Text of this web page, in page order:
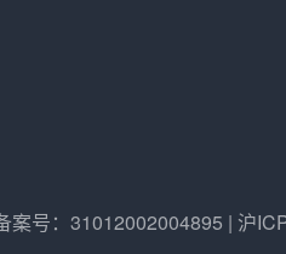
号：31012002004895 | 沪